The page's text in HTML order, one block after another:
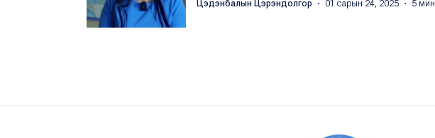
Цэдэнбалын Цэрэндолгор ・ 01 сарын 24, 2025 ・ 5 мин